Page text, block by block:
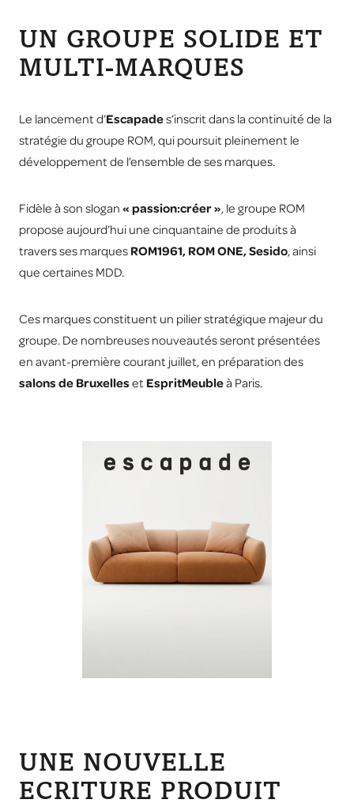
UN GROUPE SOLIDE ET
MULTI-MARQUES
Le lancement d’Escapades’inscrit dans la continuité de la
stratégie du groupe ROM, qui poursuit pleinement le
développement de l’ensemble de ses marques.
Fidèle à son slogan « passion:créer », le groupe ROM
propose aujourd’hui une cinquantaine de produits à
travers ses marques ROM1961, ROM ONE, Sesido, ainsi
que certaines MDD.
Ces marques constituent un pilier stratégique majeur du
groupe. De nombreuses nouveautés seront présentées
en avant-première courant juillet, en préparation des
salons de Bruxelles et EspritMeubleà Paris.
UNE NOUVELLE
ECRITURE PRODUIT